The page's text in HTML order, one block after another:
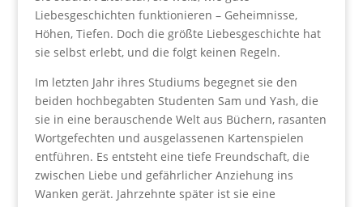
Liebesgeschichten funktionieren – Geheimnisse,
Höhen, Tiefen. Doch die größte Liebesgeschichte hat
sie selbst erlebt, und die folgt keinen Regeln.
Im letzten Jahr ihres Studiums begegnet sie den
beiden hochbegabten Studenten Sam und Yash, die
sie in eine berauschende Welt aus Büchern, rasanten
Wortgefechten und ausgelassenen Kartenspielen
entführen. Es entsteht eine tiefe Freundschaft, die
zwischen Liebe und gefährlicher Anziehung ins
Wanken gerät. Jahrzehnte später ist sie eine